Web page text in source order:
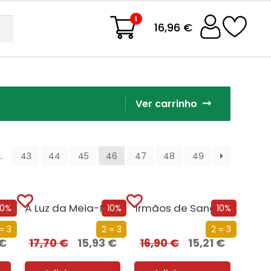
1
16,96 €
Ver carrinho
43 44 45 46 47 48 49
3
O Inferno de Gabriel
10%
2 = 3
À Luz da Meia-Noite
17,70€ 15,93€
10%
2 = 3
Irmãos de Sangue
16,90€ 15,21€